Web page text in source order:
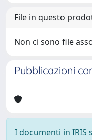
File in questo
Non ci sono file
Pubblicazioni
I documenti in